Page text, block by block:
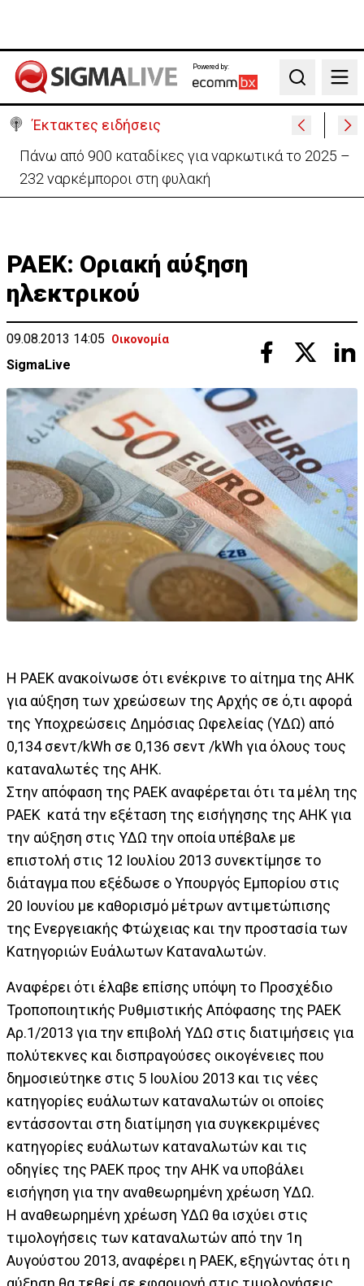
Powered by:
Search
Έκτακτες ειδήσεις
Θέλει να ξαναζωντανέψει την «Corner» o
Προύντζος - «Πληγώνει τις αναμνήσεις»
ΡΑΕΚ: Οριακή αύξηση
ηλεκτρικού
09.08.2013 14:05 Οικονομία
SigmaLive
Η ΡΑΕΚ ανακοίνωσε ότι ενέκρινε το αίτημα της ΑΗΚ
για αύξηση των χρεώσεων της Αρχής σε ό,τι αφορά
της Υποχρεώσεις Δημόσιας Ωφελείας (ΥΔΩ) από
0,134 σεντ/kWh σε 0,136 σεντ /kWh για όλους τους
καταναλωτές της ΑΗΚ.
Στην απόφαση της ΡΑΕΚ αναφέρεται ότι τα μέλη της
ΡΑΕΚ κατά την εξέταση της εισήγησης της ΑΗΚ για
την αύξηση στις ΥΔΩ την οποία υπέβαλε με
επιστολή στις 12 Ιουλίου 2013 συνεκτίμησε το
διάταγμα που εξέδωσε ο Υπουργός Εμπορίου στις
20 Ιουνίου με καθορισμό μέτρων αντιμετώπισης
της Ενεργειακής Φτώχειας και την προστασία των
Κατηγοριών Ευάλωτων Καταναλωτών.
Αναφέρει ότι έλαβε επίσης υπόψη το Προσχέδιο
Τροποποιητικής Ρυθμιστικής Απόφασης της ΡΑΕΚ
Αρ.1/2013 για την επιβολή ΥΔΩ στις διατιμήσεις για
πολύτεκνες και δισπραγούσες οικογένειες που
δημοσιεύτηκε στις 5 Ιουλίου 2013 και τις νέες
κατηγορίες ευάλωτων καταναλωτών οι οποίες
εντάσσονται στη διατίμηση για συγκεκριμένες
κατηγορίες ευάλωτων καταναλωτών και τις
οδηγίες της ΡΑΕΚ προς την ΑΗΚ να υποβάλει
εισήγηση για την αναθεωρημένη χρέωση ΥΔΩ.
Η αναθεωρημένη χρέωση ΥΔΩ θα ισχύει στις
τιμολογήσεις των καταναλωτών από την 1η
Αυγούστου 2013, αναφέρει η ΡΑΕΚ, εξηγώντας ότι η